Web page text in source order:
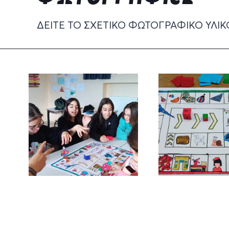
ΔΕΊΤΕ ΤΟ ΣΧΕΤΙΚΌ ΦΩΤΟΓΡΑΦΙΚΌ